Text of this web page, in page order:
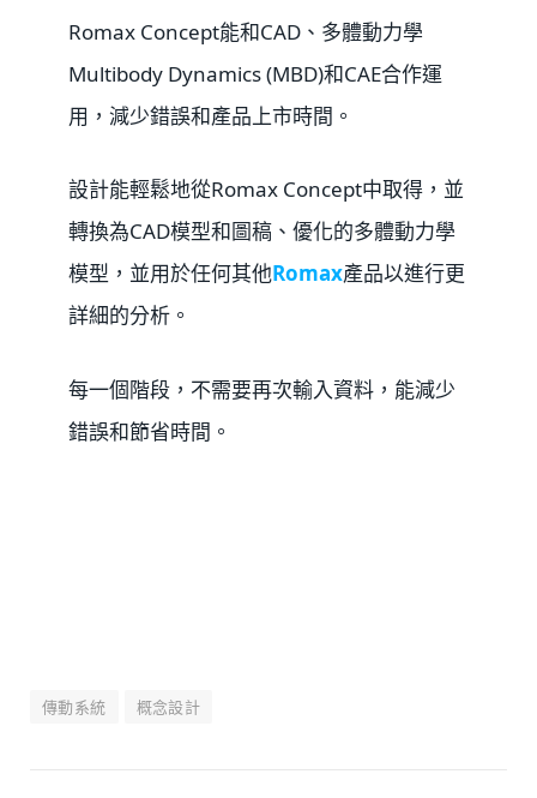
Romax Concept能和CAD、多體動力學
Multibody Dynamics (MBD)和CAE合作運
用，減少錯誤和產品上市時間。
設計能輕鬆地從Romax Concept中取得，並
轉換為CAD模型和圖稿、優化的多體動力學
模型，並用於任何其他Romax產品以進行更
詳細的分析。
每一個階段，不需要再次輸入資料，能減少
錯誤和節省時間。
傳動系統 概念設計